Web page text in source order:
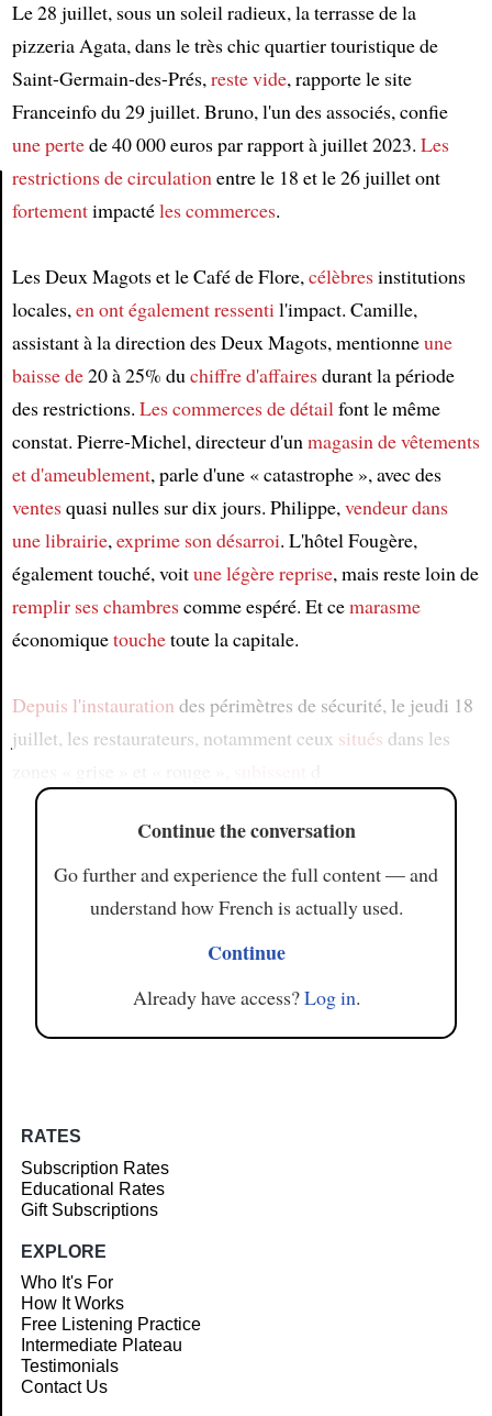
Le 28 juillet, sous un soleil radieux, la terrasse de la
pizzeria Agata, dans le très chic quartier touristique de
Saint-Germain-des-Prés,reste vide, rapporte le site
Franceinfo du 29 juillet. Bruno, l'un des associés, confie
une pertede 40 000 euros par rapport à juillet 2023. Les
restrictions de circulationentre le 18 et le 26 juillet ont
fortementimpactéles commerces.
Les Deux Magots et le Café de Flore,célèbresinstitutions
locales,en ont également ressentil'impact. Camille,
assistant à la direction des Deux Magots, mentionneune
baisse de20 à 25% duchiffre d'affairesdurant la période
des restrictions. Les commerces de détailfont le même
constat. Pierre-Michel, directeur d'unmagasin de vêtements
et d'ameublement, parle d'une « catastrophe », avec des
ventesquasi nulles sur dix jours. Philippe,vendeur dans
une librairie,exprime son désarroi. L'hôtel Fougère,
également touché, voitune légère reprise, mais reste loin de
remplir ses chambrescomme espéré. Et cemarasme
économiquetouchetoute la capitale.
Depuis l'instauration des périmètres de sécurité, le jeudi 18
juillet, les restaurateurs, notamment ceux situés dans les
Continue the conversation
Go further and experience the full content — and
understand how French is actually used.
Continue
Already have access?Log in.
RATES
Subscription Rates
Educational Rates
Gift Subscriptions
EXPLORE
Who It's For
How It Works
Free Listening Practice
Intermediate Plateau
Testimonials
Contact Us